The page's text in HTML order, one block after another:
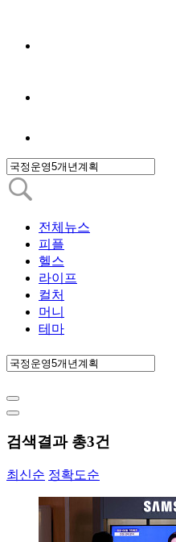
전체뉴스
피플
헬스
라이프
컬처
머니
테마
검색결과 총3건
최신순 정확도순